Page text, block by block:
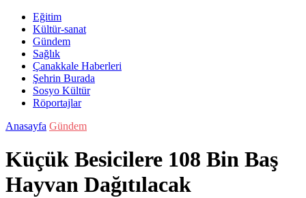
Eğitim
Kültür-sanat
Gündem
Sağlık
Çanakkale Haberleri
Şehrin Burada
Sosyo Kültür
Röportajlar
Anasayfa Gündem
Küçük Besicilere 108 Bin Baş
Hayvan Dağıtılacak